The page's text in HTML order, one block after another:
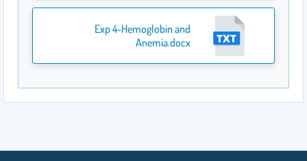
Exp 4-Hemoglobin and
Anemia.docx